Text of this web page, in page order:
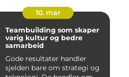
10. mar
Teambuilding som skaper
varig kultur og bedre
samarbeid
Gode resultater handler
sjelden bare om strategi og